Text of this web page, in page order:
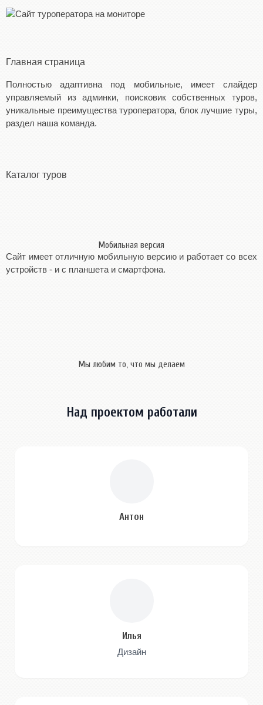
Главная страница
Полностью адаптивна под мобильные, имеет слайдер
управляемый из админки, поисковик собственных туров,
уникальные преимущества туроператора, блок лучшие туры,
раздел наша команда.
Каталог туров
Мобильная версия
Сайт имеет отличную мобильную версию и работает со всех
устройств - и с планшета и смартфона.
Мы любим то, что мы делаем
Над проектом работали
Антон
Илья
Дизайн